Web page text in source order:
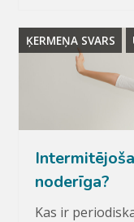
ĶERMEŅA SVARS
noderīga?
Kas ir